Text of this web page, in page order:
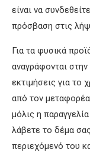
είναι να
πρόσβαση στις
Για τα φυσικά
αναγράφονται
εκτιμήσεις για το
από τον
μόλις η
λάβετε το δέμα
περιεχόμενό του